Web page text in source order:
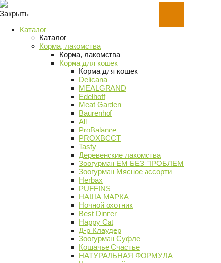
Закрыть
Каталог
Каталог
Корма, лакомства
Корма, лакомства
Корма для кошек
Корма для кошек
Delicana
MEALGRAND
Edelhoff
Meat Garden
Baurenhof
All
ProBalance
PROХВОСТ
Tasty
Деревенские лакомства
Зоогурман ЕМ БЕЗ ПРОБЛЕМ
Зоогурман Мясное ассорти
Herbax
PUFFINS
НАША МАРКА
Ночной охотник
Best Dinner
Happy Cat
Д-р Клаудер
Зоогурман Суфле
Кошачье Счастье
НАТУРАЛЬНАЯ ФОРМУЛА